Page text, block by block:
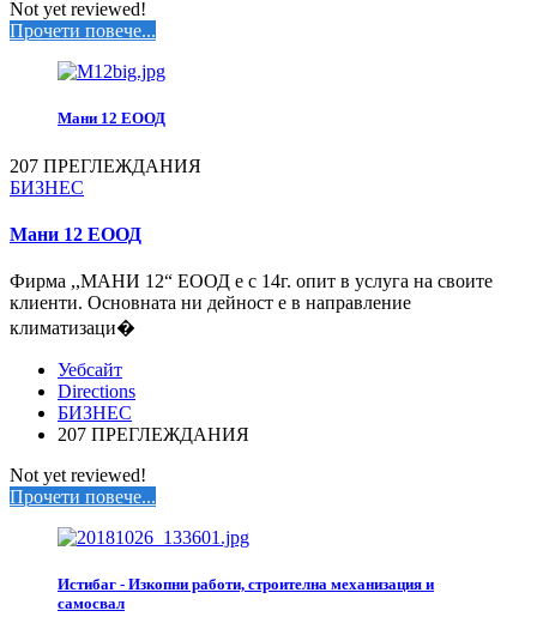
Not yet reviewed!
Прочети повече...
Мани 12 ЕООД
207 ПРЕГЛЕЖДАНИЯ
БИЗНЕС
Мани 12 ЕООД
Фирма ,,МАНИ 12“ ЕООД е с 14г. опит в услуга на своите
клиенти. Основната ни дейност е в направление
климатизаци�
Уебсайт
Directions
БИЗНЕС
207 ПРЕГЛЕЖДАНИЯ
Not yet reviewed!
Прочети повече...
Истибаг - Изкопни работи, строителна механизация и
самосвал